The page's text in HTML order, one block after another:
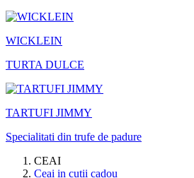
WICKLEIN
TURTA DULCE
TARTUFI JIMMY
Specialitati din trufe de padure
CEAI
Ceai in cutii cadou